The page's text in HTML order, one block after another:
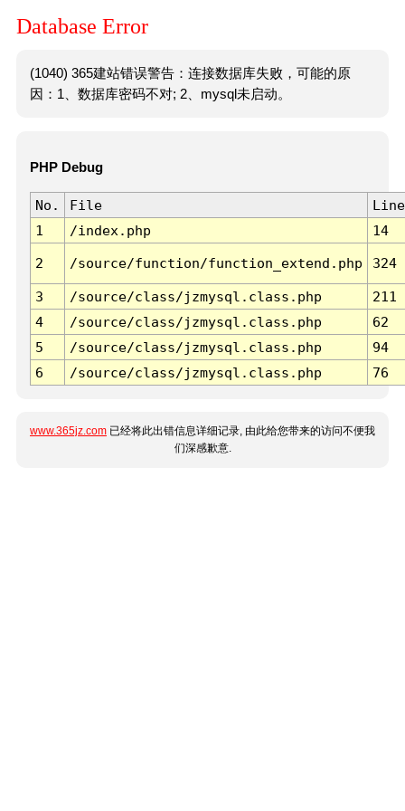
Database Error
(1040) 365建站错误警告：连接数据库失败，可能的原
因：1、数据库密码不对; 2、mysql未启动。
PHP Debug
No. File
Line
1
/index.php 14
2 /source/function/function_extend.php 324
3 /source/class/jzmysql.class.php
211
4
/source/class/jzmysql.class.php
62
5
/source/class/jzmysql.class.php
94
6
/source/class/jzmysql.class.php 76
www.365jz.com 已经将此出错信息详细记录, 由此给您带来的访问不便我
们深感歉意.